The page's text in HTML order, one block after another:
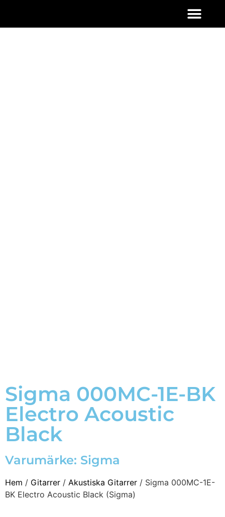
Sigma 000MC-1E-BK
Electro Acoustic
Black
Varumärke: Sigma
Hem / Gitarrer / Akustiska Gitarrer / Sigma 000MC-1E-
BK Electro Acoustic Black (Sigma)